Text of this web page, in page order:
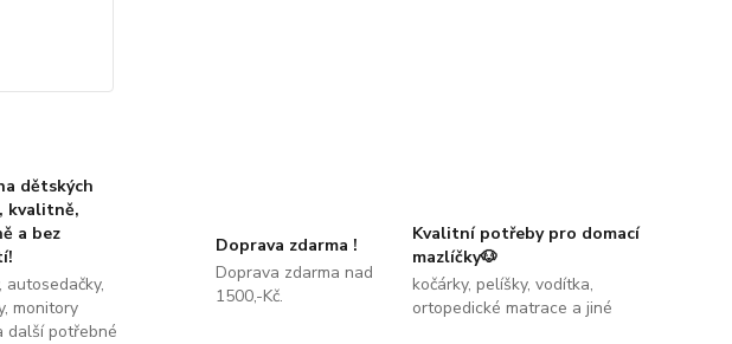
dětských
kvalitně,
a bez
autosedačky,
monitory
další potřebné
Doprava zdarma !
Doprava zdarma nad
1500,-Kč.
Kvalitní potřeby pro domací
mazlíčky🐶
kočárky, pelíšky, vodítka,
ortopedické matrace a jiné